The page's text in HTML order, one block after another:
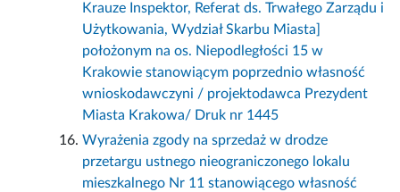
Krauze Inspektor, Referat ds. Trwałego Zarządu i
Użytkowania, Wydział Skarbu Miasta]
położonym na os. Niepodległości 15 w
Krakowie stanowiącym poprzednio własność
wnioskodawczyni / projektodawca Prezydent
Miasta Krakowa/ Druk nr 1445
Wyrażenia zgody na sprzedaż w drodze
przetargu ustnego nieograniczonego lokalu
mieszkalnego Nr 11 stanowiącego własność